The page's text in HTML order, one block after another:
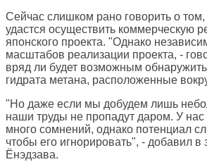
Сейчас слишком рано говорить о
удастся осуществить коммерческую
японского проекта. "Однако
масштабов реализации проекта, -
вряд ли будет возможным
гидрата метана, расположенные
"Но даже если мы добудем лишь
наши труды не пропадут даром. У
много сомнений, однако потенциал
чтобы его игнорировать", - добавил в
Ёнэдзава.